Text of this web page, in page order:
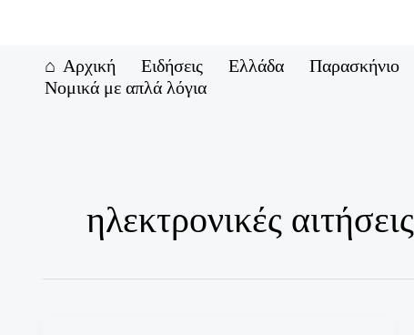
Αρχική Ειδήσεις Ελλάδα Παρασκήνιο
Νομικά με απλά λόγια
ηλεκτρονικές αιτήσεις